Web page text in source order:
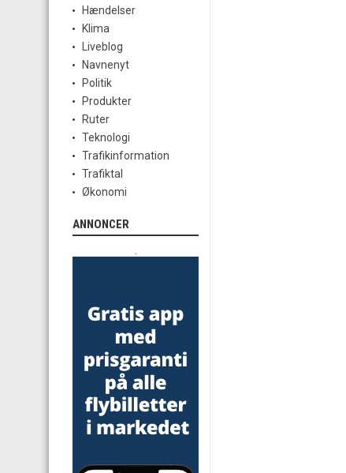
Hændelser
Klima
Liveblog
Navnenyt
Politik
Produkter
Ruter
Teknologi
Trafikinformation
Trafiktal
Økonomi
ANNONCER